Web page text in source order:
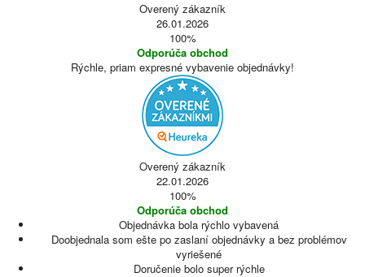
Overený zákazník
26.01.2026
100%
Odporúča obchod
Rýchle, priam expresné vybavenie objednávky!
Overený zákazník
22.01.2026
100%
Odporúča obchod
Objednávka bola rýchlo vybavená
Doobjednala som ešte po zaslaní objednávky a bez problémov
vyriešené
Doručenie bolo super rýchle